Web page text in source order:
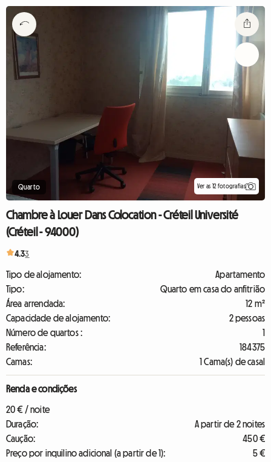
Quarto Ver as 12 fotografias
Chambre à Louer Dans Colocation - Créteil Université
(Créteil - 94000)
4.33
Tipo de alojamento:
Apartamento
Tipo:
Quarto em casa do anfitrião
Área arrendada:
12 m²
Capacidade de alojamento:
2 pessoas
Número de quartos :
1
Referência:
184375
Camas:
1 Cama(s) de casal
Renda e condições
20 € / noite
Duração:
A partir de 2 noites
Caução:
450 €
Preço por inquilino adicional (a partir de 1):
5 €